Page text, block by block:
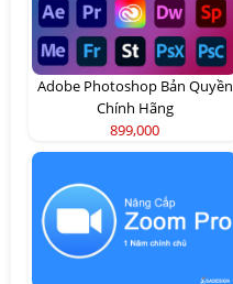
Adobe Photoshop Bản Quyền
Chính Hãng
899,000